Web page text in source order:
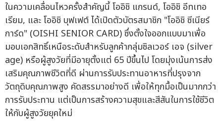
ในความเคลื่อนไหวครั้งสำคัญนี้ โออิชิ แกรนด์, โออิชิ อีทเทอ
เรียม, และ โออิชิ บุฟเฟต์ ได้เปิดตัวบัตรสมาชิก "โออิชิ ซีเนียร์
การ์ด" (OISHI SENIOR CARD) ซึ่งตั้งใจออกแบบมาเพื่อ
มอบเอกสิทธิ์เหนือระดับสำหรับลูกค้ากลุ่มซิลเวอร์ เอจ (silver
age) หรือผู้สูงวัยที่มีอายุตั้งแต่ 65 ปีขึ้นไป โดยมุ่งเน้นการส่ง
เสริมคุณภาพชีวิตที่ดี ผ่านการรับประทานอาหารที่ปรุงจาก
วัตถุดิบคุณภาพสูง คัดสรรมาอย่างดี เพื่อให้ทุกมื้อเป็นมากกว่า
การรับประทาน แต่เป็นการสร้างความสุขและสีสันในการใช้ชีวิต
ให้กับผู้สูงวัยยุคใหม่